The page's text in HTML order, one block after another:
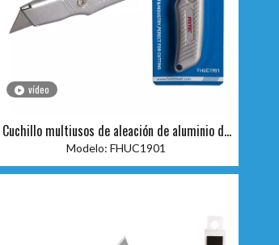
vídeo
Cuchillo multiusos de aleación de aluminio de
19 mm
Modelo: FHUC1901